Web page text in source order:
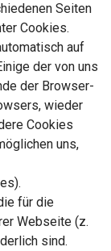
Seiten
Cookies.
auf
der von uns
der Browser-
wieder
Cookies
uns,
für die
Webseite (z.
sind.